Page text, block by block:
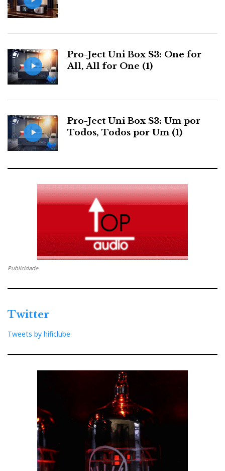
Pro-Ject Uni Box S3: One for
All, All for One (1)
Pro-Ject Uni Box S3: Um por
Todos, Todos por Um (1)
Publicidade
Twitter
Tweets by hificlube